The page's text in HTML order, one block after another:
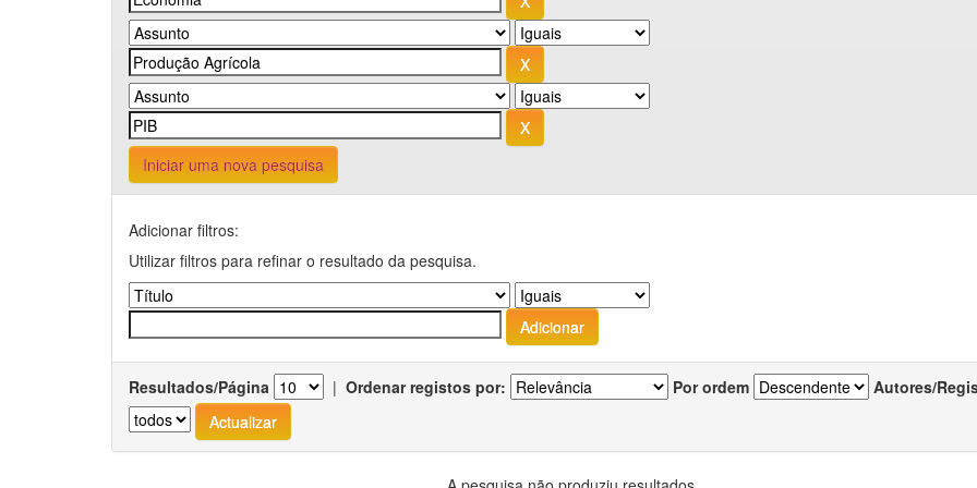
Iniciar uma nova pesquisa
Adicionar filtros:
Utilizar filtros para refinar o resultado da pesquisa.
Resultados/Página | Ordenar registos por: Por ordem Autores/